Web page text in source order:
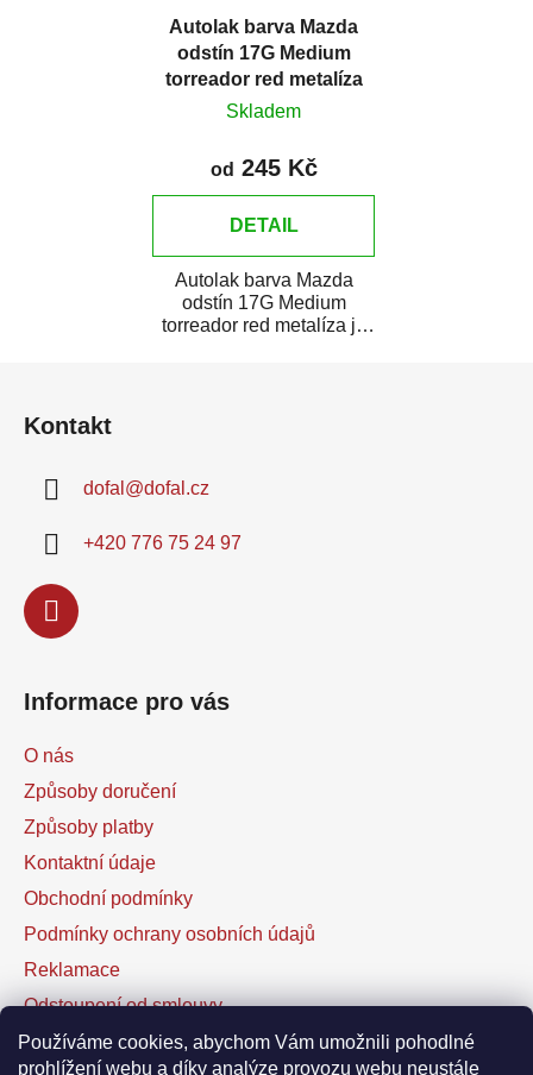
Používáme cookies, abychom Vám umožnili pohodlné
prohlížení webu a díky analýze provozu webu neustále
Autolak barva Mazda
odstín 17G Medium
torreador red metalíza
Skladem
od 245 Kč
DETAIL
Autolak barva Mazda
odstín 17G Medium
torreador red metalíza je
Kontakt
dofal @dofal.cz
+420 776 75 24 97
Informace pro vás
O nás
Způsoby doručení
Způsoby platby
Kontaktní údaje
Obchodní podmínky
Podmínky ochrany osobních údajů
Reklamace
Odstoupení od smlouvy
Kontaktní formulář